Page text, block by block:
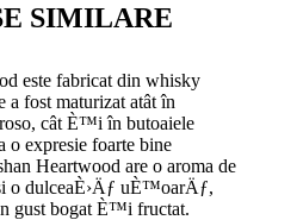
SIMILARE
este fabricat din whisky
a fost maturizat atât în
cât È™i în butoaiele
o expresie foarte bine
Heartwood are o aroma de
o dulceaÈ›Äƒ uÈ™oarÄƒ,
gust bogat È™i fructat.